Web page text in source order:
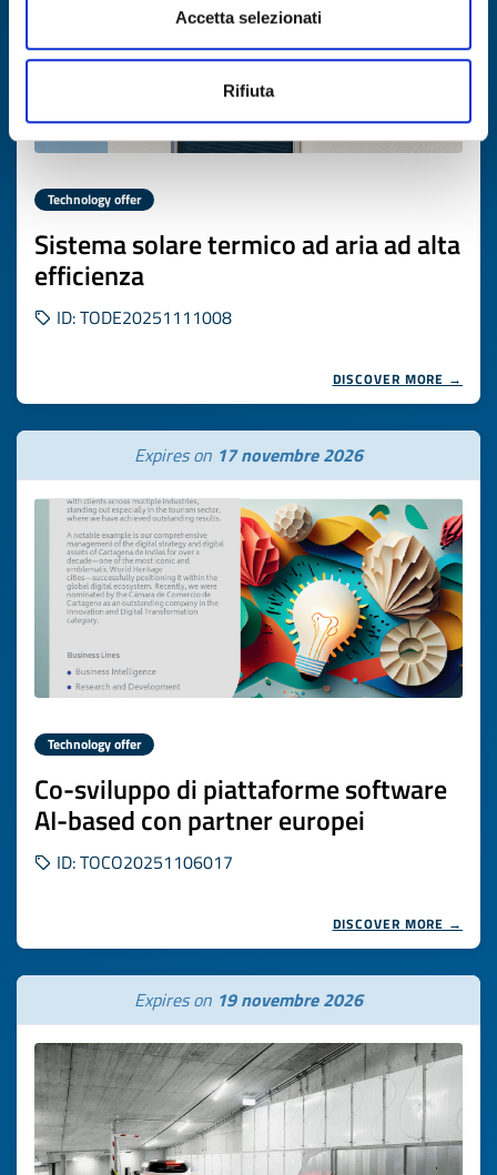
Accetta selezionati
Rifiuta
Technology offer
Sistema solare termico ad aria ad alta
efficienza
ID: TODE20251111008
DISCOVER MORE →
Expires on 17 novembre 2026
Technology offer
Co-sviluppo di piattaforme software
AI-based con partner europei
ID: TOCO20251106017
DISCOVER MORE →
Expires on 19 novembre 2026